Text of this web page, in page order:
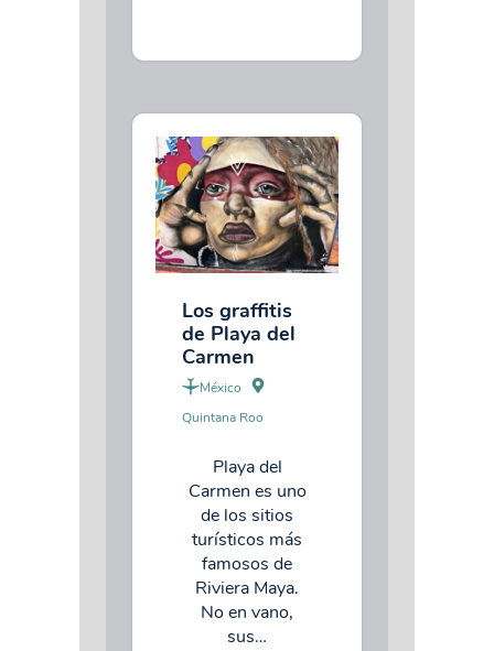
Los graffitis
de Playa del
Carmen
México
Quintana Roo
Playa del
Carmen es uno
de los sitios
turísticos más
famosos de
Riviera Maya.
No en vano,
sus…